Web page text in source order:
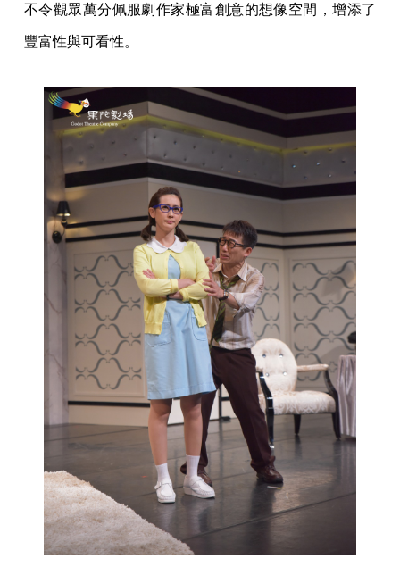
不令觀眾萬分佩服劇作家極富創意的想像空間，增添了
豐富性與可看性。